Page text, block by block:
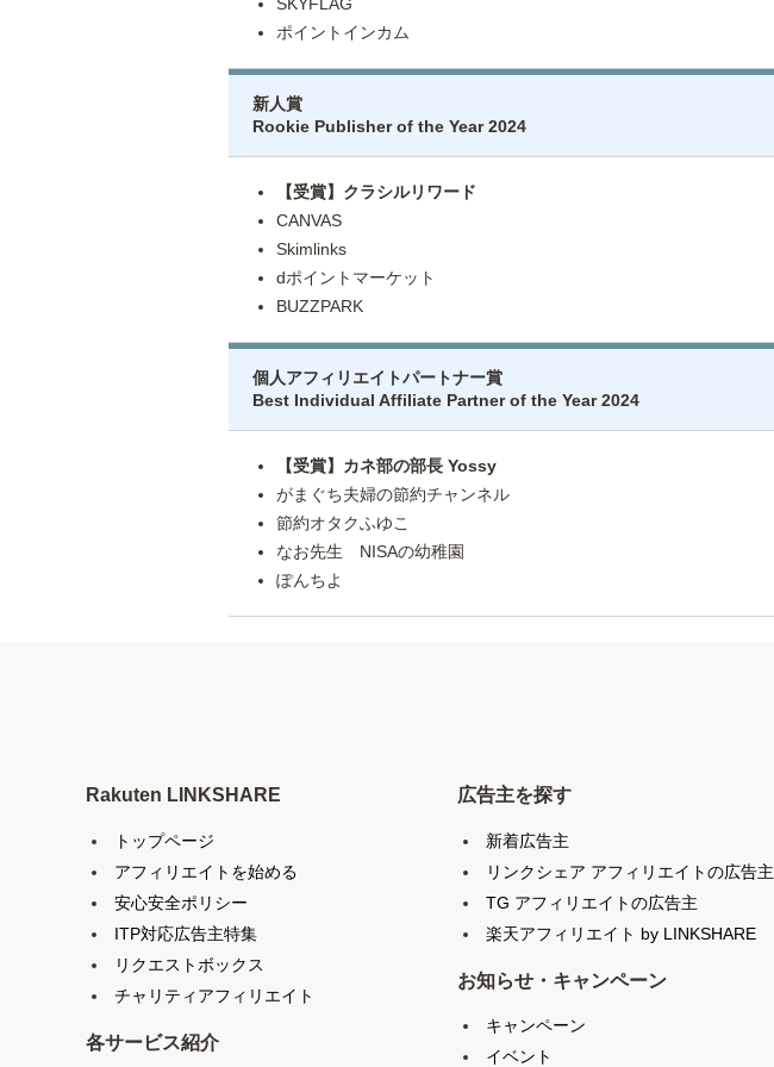
ポイントインカム
新人賞
Rookie Publisher of the Year 2024
【受賞】クラシルリワード
CANVAS
Skimlinks
dポイントマーケット
BUZZPARK
個人アフィリエイトパートナー賞
Best Individual Affiliate Partner of the Year 2024
【受賞】カネ部の部長 Yossy
がまぐち夫婦の節約チャンネル
節約オタクふゆこ
なお先生 NISAの幼稚園
ぽんちよ
Rakuten LINKSHARE
トップページ
アフィリエイトを始める
安心安全ポリシー
ITP対応広告主特集
リクエストボックス
チャリティアフィリエイト
各サービス紹介
広告主を探す
新着広告主
リンクシェア アフィリエイトの広告主
TG アフィリエイトの広告主
楽天アフィリエイト by LINKSHARE
お知らせ・キャンペーン
キャンペーン
イベント